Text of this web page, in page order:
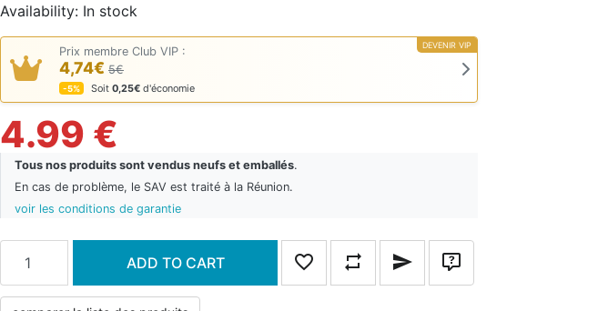
Availability: In stock
DEVENIR VIP
Prix membre Club VIP :
4,74€ 5€
-5% Soit 0,25€d'économie
4.99 €
Tous nos produits sont vendus neufs et emballés.
En cas de problème, le SAV est traité à la Réunion.
voir les conditions de garantie
ADD TO CART Add to wishlistAdd to compare list
Email a friendAsk question